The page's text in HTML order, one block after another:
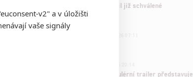
Marvel nečekaně zrušil již schválené
pokračování
433
Děti krve a kostí: Regulérní trailer představuje
v2" a v úložišti
vaše signály